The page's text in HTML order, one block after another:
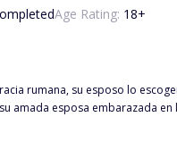
Age Rating: 18+
rumana, su esposo lo
amada esposa embarazada
reclamándola como su